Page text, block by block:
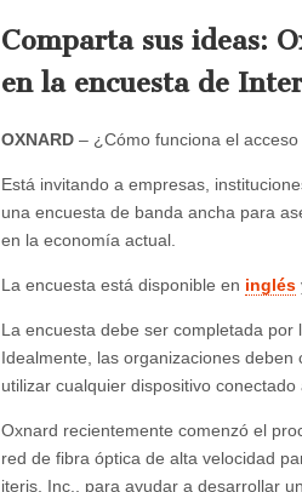
Comparta sus ideas:
en la encuesta de
OXNARD – ¿Cómo funciona el
Está invitando a empresas,
una encuesta de banda ancha para
en la economía actual.
La encuesta está disponible en inglés
La encuesta debe ser completada
Idealmente, las organizaciones
utilizar cualquier dispositivo
Oxnard recientemente comenzó el
red de fibra óptica de alta velocidad
iteris, Inc., para ayudar a desarrollar